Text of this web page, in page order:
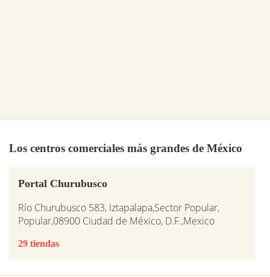
Los centros comerciales más grandes de México
Portal Churubusco
Río Churubusco 583, Iztapalapa,Sector Popular,
Popular,08900 Ciudad de México, D.F.,Mexico
29 tiendas